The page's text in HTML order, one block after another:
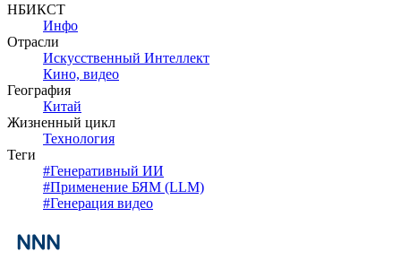
НБИКСТ
Инфо
Отрасли
Искусственный Интеллект
Кино, видео
География
Китай
Жизненный цикл
Технология
Теги
#Генеративный ИИ
#Применение БЯМ (LLM)
#Генерация видео